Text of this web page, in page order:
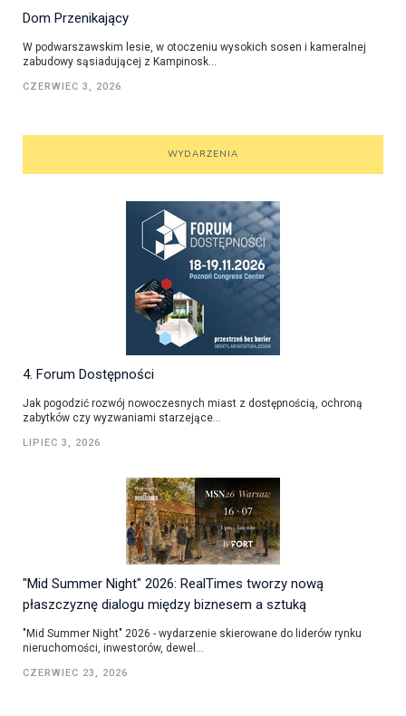
Dom Przenikający
W podwarszawskim lesie, w otoczeniu wysokich sosen i kameralnej
zabudowy sąsiadującej z Kampinosk...
CZERWIEC 3, 2026
WYDARZENIA
4. Forum Dostępności
Jak pogodzić rozwój nowoczesnych miast z dostępnością, ochroną
zabytków czy wyzwaniami starzejące...
LIPIEC 3, 2026
"Mid Summer Night" 2026: RealTimes tworzy nową
płaszczyznę dialogu między biznesem a sztuką
"Mid Summer Night" 2026 - wydarzenie skierowane do liderów rynku
nieruchomości, inwestorów, dewel...
CZERWIEC 23, 2026